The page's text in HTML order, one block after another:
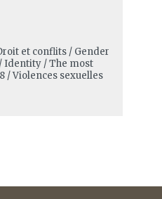
et conflits / Gender
Identity / The most
/ Violences sexuelles